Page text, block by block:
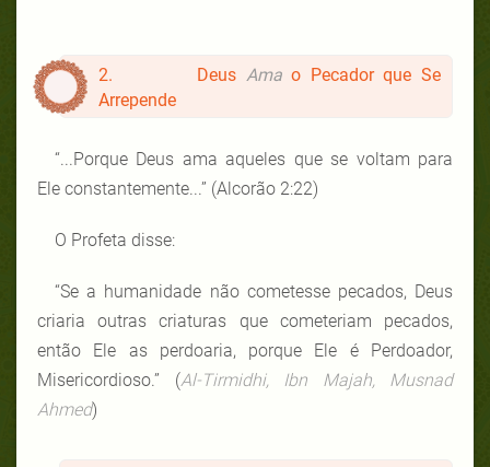
2. Deus Amao Pecador que Se
Arrepende
“...Porque Deus ama aqueles que se voltam para
Ele constantemente...” (Alcorão 2:22)
O Profeta disse:
“Se a humanidade não cometesse pecados, Deus
criaria outras criaturas que cometeriam pecados,
então Ele as perdoaria, porque Ele é Perdoador,
Misericordioso.” (Al-Tirmidhi, Ibn Majah, Musnad
Ahmed)